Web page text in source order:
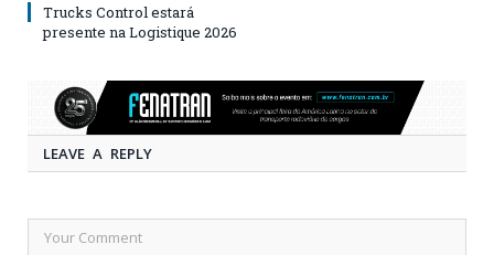
Trucks Control estará
presente na Logistique 2026
LEAVE A REPLY